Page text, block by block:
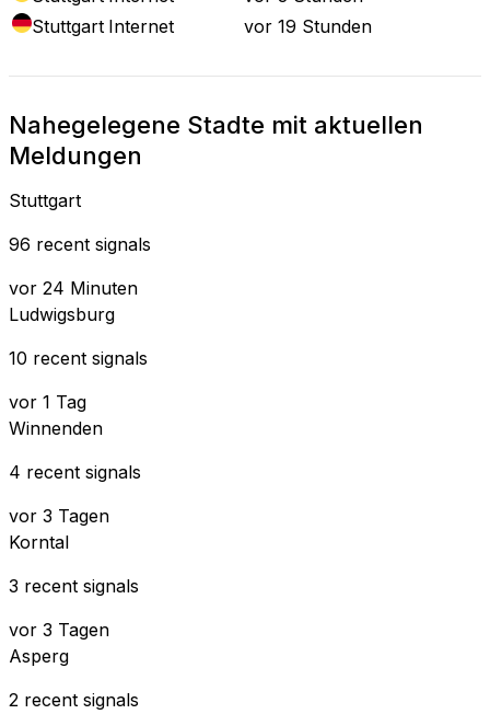
Stuttgart Internet vor 19 Stunden
Nahegelegene Stadte mit aktuellen
Meldungen
Stuttgart
96 recent signals
vor 24 Minuten
Ludwigsburg
10 recent signals
vor 1 Tag
Winnenden
4 recent signals
vor 3 Tagen
Korntal
3 recent signals
vor 3 Tagen
Asperg
2 recent signals